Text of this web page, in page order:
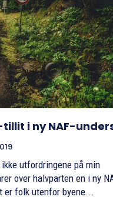
i ny NAF-
utfordringene på min
over halvparten en i ny
er folk utenfor byene...